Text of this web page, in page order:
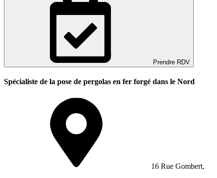
Prendre RDV
Spécialiste de la pose de pergolas en fer forgé dans le Nord
16 Rue Gombert,